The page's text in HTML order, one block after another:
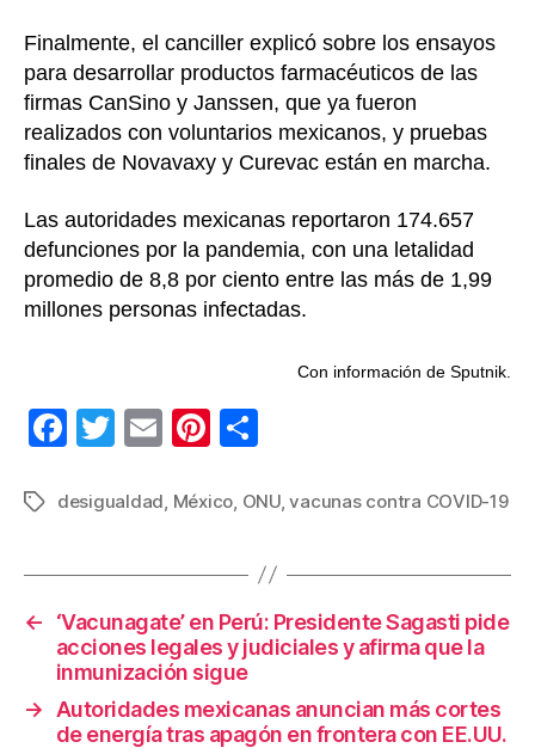
Finalmente, el canciller explicó sobre los ensayos
para desarrollar productos farmacéuticos de las
firmas CanSino y Janssen, que ya fueron
realizados con voluntarios mexicanos, y pruebas
finales de Novavaxy y Curevac están en marcha.
Las autoridades mexicanas reportaron 174.657
defunciones por la pandemia, con una letalidad
promedio de 8,8 por ciento entre las más de 1,99
millones personas infectadas.
Con información de Sputnik.
F
c
b
o
o
k
T
tt
E
ail
Pi
er
st
m
ar
tir
Etiquetas
desigualdad México ONU,vacunas contra COVID-19
←
‘Vacunagate’ en Perú: Presidente Sagasti pide
acciones legales y judiciales y afirma que la
inmunización sigue
→
Autoridades mexicanas anuncian más cortes
de energía tras apagón en frontera con EE.UU.